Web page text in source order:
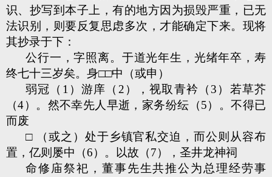
识、抄写到本子上，有的地方因为损毁严重，已无
法识别，则要反复思虑多次，才能确定下来。现将
其抄录于下：
公行一，字照离。于道光年生，光绪年卒，寿
终七十三岁矣。身□□中（或申）
弱冠（1）游庠（2），视取青衿（3）若草芥
（4）。然不幸先人早逝，家务纷纭（5）。不得已
而废
□ （或之）处于乡镇官私交迫，而公则从容布
置，亿则屡中（6）。以故（7），圣井龙神祠
命修庙祭祀，董事先生共推公为总理经劳事